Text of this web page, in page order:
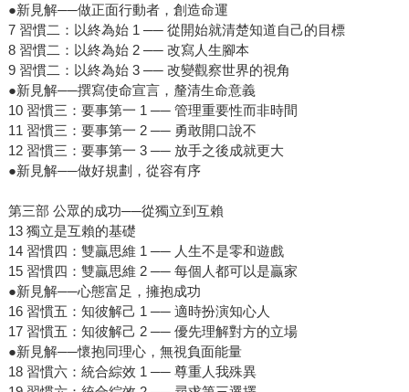
●新見解──做正面行動者，創造命運
7 習慣二：以終為始 1 ── 從開始就清楚知道自己的目標
8 習慣二：以終為始 2 ── 改寫人生腳本
9 習慣二：以終為始 3 ── 改變觀察世界的視角
●新見解──撰寫使命宣言，釐清生命意義
10 習慣三：要事第一 1 ── 管理重要性而非時間
11 習慣三：要事第一 2 ── 勇敢開口說不
12 習慣三：要事第一 3 ── 放手之後成就更大
●新見解──做好規劃，從容有序
第三部 公眾的成功──從獨立到互賴
13 獨立是互賴的基礎
14 習慣四：雙贏思維 1 ── 人生不是零和遊戲
15 習慣四：雙贏思維 2 ── 每個人都可以是贏家
●新見解──心態富足，擁抱成功
16 習慣五：知彼解己 1 ── 適時扮演知心人
17 習慣五：知彼解己 2 ── 優先理解對方的立場
●新見解──懷抱同理心，無視負面能量
18 習慣六：統合綜效 1 ── 尊重人我殊異